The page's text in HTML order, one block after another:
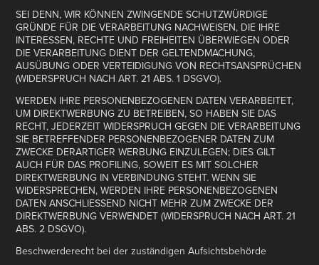
SEI DENN, WIR KÖNNEN ZWINGENDE SCHUTZWÜRDIGE
GRÜNDE FÜR DIE VERARBEITUNG NACHWEISEN, DIE IHRE
INTERESSEN, RECHTE UND FREIHEITEN ÜBERWIEGEN ODER
DIE VERARBEITUNG DIENT DER GELTENDMACHUNG,
AUSÜBUNG ODER VERTEIDIGUNG VON RECHTSANSPRÜCHEN
(WIDERSPRUCH NACH ART. 21 ABS. 1 DSGVO).
WERDEN IHRE PERSONENBEZOGENEN DATEN VERARBEITET,
UM DIREKTWERBUNG ZU BETREIBEN, SO HABEN SIE DAS
RECHT, JEDERZEIT WIDERSPRUCH GEGEN DIE VERARBEITUNG
SIE BETREFFENDER PERSONENBEZOGENER DATEN ZUM
ZWECKE DERARTIGER WERBUNG EINZULEGEN; DIES GILT
AUCH FÜR DAS PROFILING, SOWEIT ES MIT SOLCHER
DIREKTWERBUNG IN VERBINDUNG STEHT. WENN SIE
WIDERSPRECHEN, WERDEN IHRE PERSONENBEZOGENEN
DATEN ANSCHLIESSEND NICHT MEHR ZUM ZWECKE DER
DIREKTWERBUNG VERWENDET (WIDERSPRUCH NACH ART. 21
ABS. 2 DSGVO).
Beschwerderecht bei der zuständigen Aufsichtsbehörde